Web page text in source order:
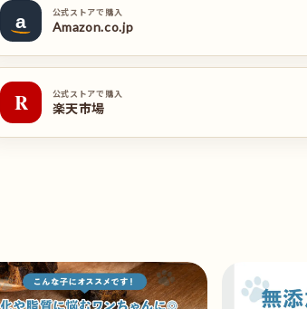
a 公式ストアで購入
Amazon.co.jp
R 公式ストアで購入
楽天市場